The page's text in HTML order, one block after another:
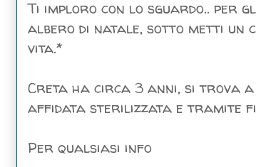
Ti imploro con lo sguardo.. per
albero di natale, sotto metti un
vita.*
Creta ha circa 3 anni, si trova
affidata sterilizzata e tramite
Per qualsiasi info